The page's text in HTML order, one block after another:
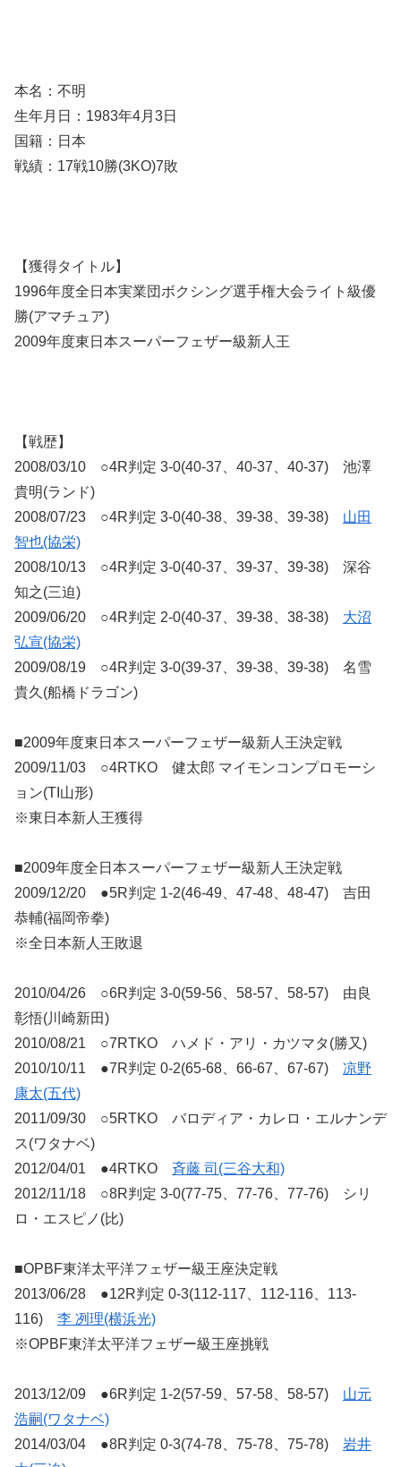
本名：不明
生年月日：1983年4月3日
国籍：日本
戦績：17戦10勝(3KO)7敗
【獲得タイトル】
1996年度全日本実業団ボクシング選手権大会ライト級優
勝(アマチュア)
2009年度東日本スーパーフェザー級新人王
【戦歴】
2008/03/10 ○4R判定 3-0(40-37、40-37、40-37) 池澤
貴明(ランド)
2008/07/23 ○4R判定 3-0(40-38、39-38、39-38) 山田
智也(協栄)
2008/10/13 ○4R判定 3-0(40-37、39-37、39-38) 深谷
知之(三迫)
2009/06/20 ○4R判定 2-0(40-37、39-38、38-38) 大沼
弘宣(協栄)
2009/08/19 ○4R判定 3-0(39-37、39-38、39-38) 名雪
貴久(船橋ドラゴン)
■2009年度東日本スーパーフェザー級新人王決定戦
2009/11/03 ○4RTKO 健太郎 マイモンコンプロモーシ
ョン(TI山形)
※東日本新人王獲得
■2009年度全日本スーパーフェザー級新人王決定戦
2009/12/20 ●5R判定 1-2(46-49、47-48、48-47) 吉田
恭輔(福岡帝拳)
※全日本新人王敗退
2010/04/26 ○6R判定 3-0(59-56、58-57、58-57) 由良
彰悟(川崎新田)
2010/08/21 ○7RTKO ハメド・アリ・カツマタ(勝又)
2010/10/11 ●7R判定 0-2(65-68、66-67、67-67) 凉野
康太(五代)
2011/09/30 ○5RTKO バロディア・カレロ・エルナンデ
ス(ワタナベ)
2012/04/01 ●4RTKO 斉藤 司(三谷大和)
2012/11/18 ○8R判定 3-0(77-75、77-76、77-76) シリ
ロ・エスピノ(比)
■OPBF東洋太平洋フェザー級王座決定戦
2013/06/28 ●12R判定 0-3(112-117、112-116、113-
116) 李 冽理(横浜光)
※OPBF東洋太平洋フェザー級王座挑戦
2013/12/09 ●6R判定 1-2(57-59、57-58、58-57) 山元
浩嗣(ワタナベ)
2014/03/04 ●8R判定 0-3(74-78、75-78、75-78) 岩井